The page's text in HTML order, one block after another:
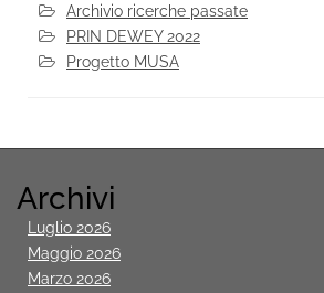
Archivio ricerche passate
PRIN DEWEY 2022
Progetto MUSA
Archivi
Luglio 2026
Maggio 2026
Marzo 2026